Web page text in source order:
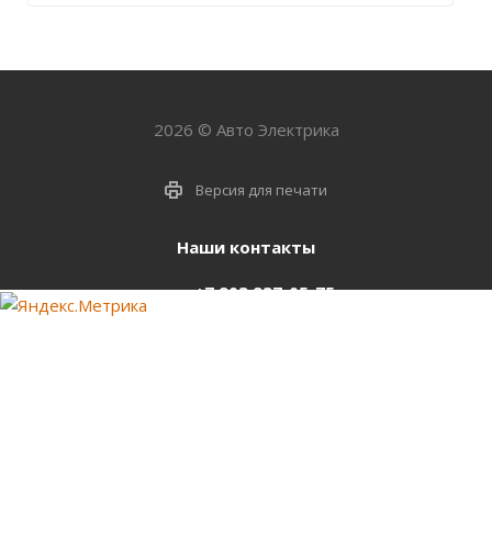
2026 © Авто Электрика
Версия для печати
Наши контакты
+7 903 937-05-75